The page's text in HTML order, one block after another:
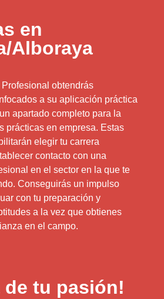
en
Alboraya
obtendrás
a su aplicación práctica
apartado completo para la
prácticas en empresa. Estas
elegir tu carrera
contacto con una
en el sector en la que te
Conseguirás un impulso
con tu preparación y
a la vez que obtienes
en el campo.
de tu pasión!